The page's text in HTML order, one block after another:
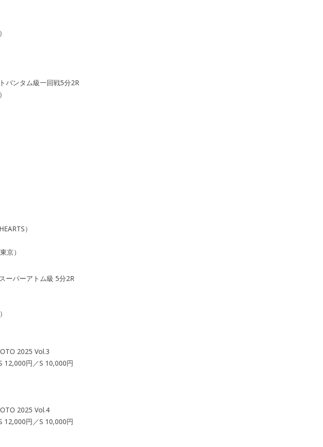
バンタム級一回戦5分2R
）
京）
ーパーアトム級 5分2R
2025 Vol.3
12,000円／S 10,000円
2025 Vol.4
12,000円／S 10,000円